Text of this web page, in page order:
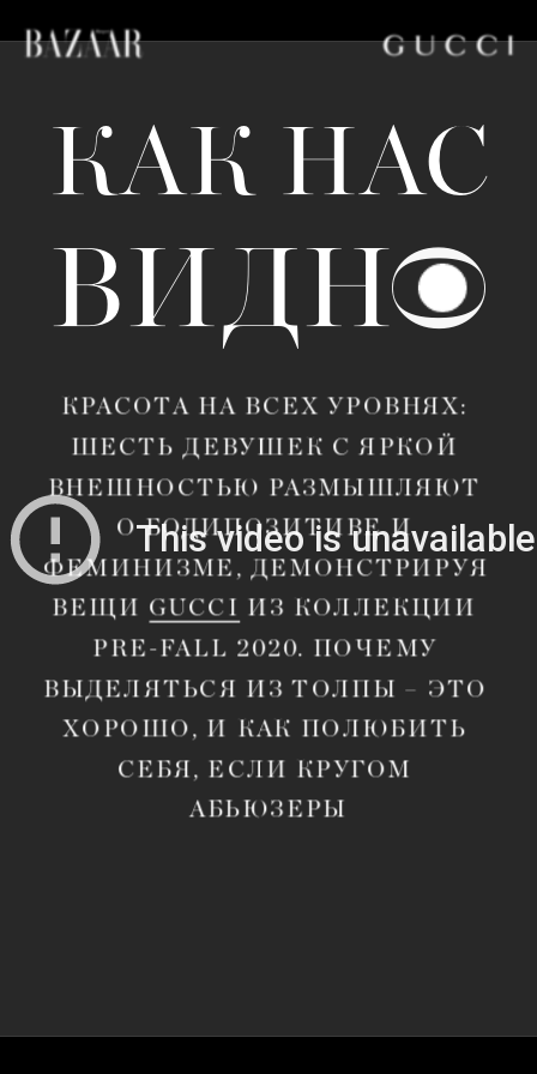
КАК НАС
ВИДНО
КРАСОТА НА ВСЕХ УРОВНЯХ:
ШЕСТЬ ДЕВУШЕК С ЯРКОЙ
ВНЕШНОСТЬЮ РАЗМЫШЛЯЮТ
О БОДИПОЗИТИВЕ И
ФЕМИНИЗМЕ, ДЕМОНСТРИРУЯ
ВЕЩИ GUCCI ИЗ КОЛЛЕКЦИИ
PRE-FALL 2020. ПОЧЕМУ
ВЫДЕЛЯТЬСЯ ИЗ ТОЛПЫ – ЭТО
ХОРОШО, И КАК ПОЛЮБИТЬ
СЕБЯ, ЕСЛИ КРУГОМ
АБЬЮЗЕРЫ